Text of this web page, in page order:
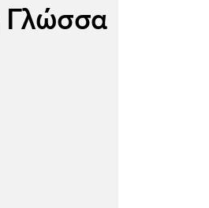
Γλώσσα